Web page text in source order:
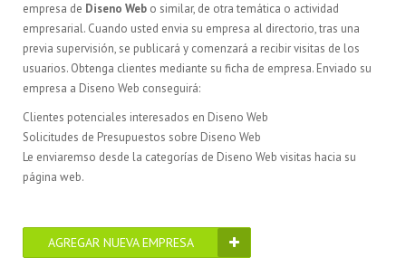
empresa de Diseno Web o similar, de otra temática o actividad
empresarial. Cuando usted envia su empresa al directorio, tras una
previa supervisión, se publicará y comenzará a recibir visitas de los
usuarios. Obtenga clientes mediante su ficha de empresa. Enviado su
empresa a Diseno Web conseguirá:
Clientes potenciales interesados en Diseno Web
Solicitudes de Presupuestos sobre Diseno Web
Le enviaremso desde la categorías de Diseno Web visitas hacia su
página web.
AGREGAR NUEVA EMPRESA